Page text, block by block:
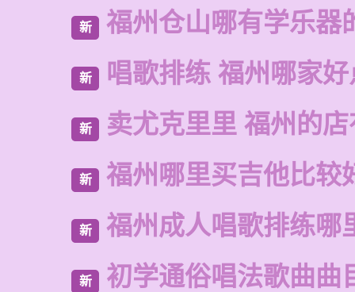
新 福州仓山哪有学乐器
新 唱歌排练 福州哪家好
新 卖尤克里里 福州的
新 福州哪里买吉他比较
新 福州成人唱歌排练哪
新 初学通俗唱法歌曲曲